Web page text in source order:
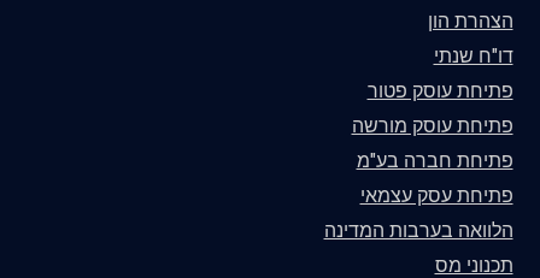
הצהרת הון
דו"ח שנתי
פתיחת עוסק פטור
פתיחת עוסק מורשה
פתיחת חברה בע"מ
פתיחת עסק עצמאי
הלוואה בערבות המדינה
תכנוני מס